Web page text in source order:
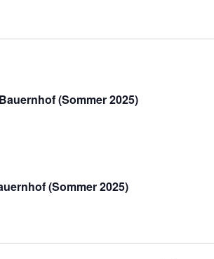
(Sommer 2025)
(Sommer 2025)